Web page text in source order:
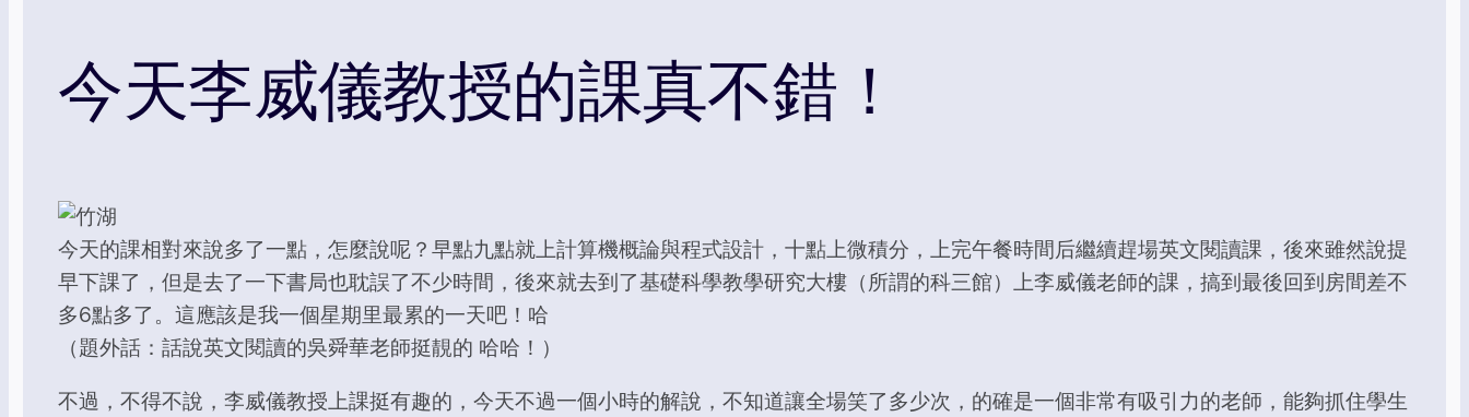
今天李威儀教授的課真不錯！
今天的課相對來說多了一點，怎麼說呢？早點九點就上計算機概論與程式設計，十點上微積分，上完午餐時間后繼續趕場英文閱讀課，後來雖然說提
早下課了，但是去了一下書局也耽誤了不少時間，後來就去到了基礎科學教學研究大樓（所謂的科三館）上李威儀老師的課，搞到最後回到房間差不
多6點多了。這應該是我一個星期里最累的一天吧！哈
（題外話：話說英文閱讀的吳舜華老師挺靚的 哈哈！）
不過，不得不說，李威儀教授上課挺有趣的，今天不過一個小時的解說，不知道讓全場笑了多少次，的確是一個非常有吸引力的老師，能夠抓住學生